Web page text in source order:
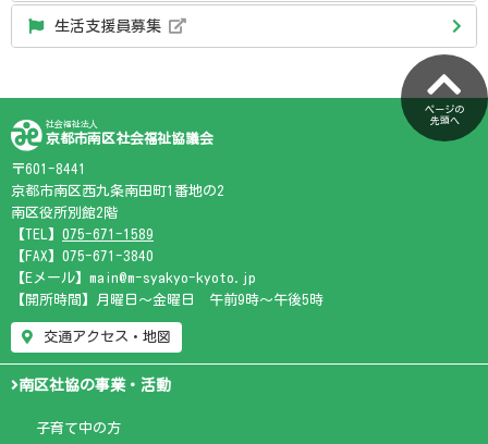
生活支援員募集
ページの
先頭へ
社会福祉法人
京都市南区社会福祉協議会
〒601-8441
京都市南区西九条南田町1番地の2
南区役所別館2階
【TEL】 075-671-1589
【FAX】075-671-3840
【Eメール】main@m-syakyo-kyoto.jp
【開所時間】月曜日～金曜日 午前9時～午後5時
交通アクセス・地図
南区社協の事業・活動
子育て中の方